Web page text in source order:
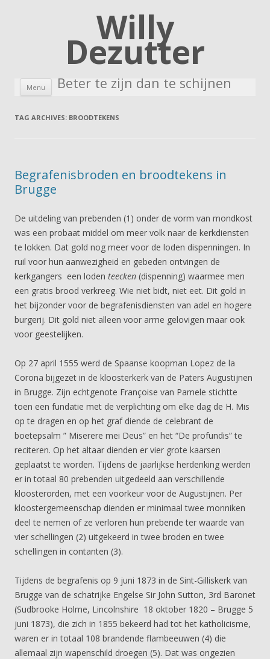
Willy
Dezutter
Beter te zijn dan te schijnen
Menu Skip to content
TAG ARCHIVES: BROODTEKENS
Begrafenisbroden en broodtekens in
Brugge
De uitdeling van prebenden (1) onder de vorm van mondkost
was een probaat middel om meer volk naar de kerkdiensten
te lokken. Dat gold nog meer voor de loden dispenningen. In
ruil voor hun aanwezigheid en gebeden ontvingen de
kerkgangers een loden teecken (dispenning) waarmee men
een gratis brood verkreeg. Wie niet bidt, niet eet. Dit gold in
het bijzonder voor de begrafenisdiensten van adel en hogere
burgerij. Dit gold niet alleen voor arme gelovigen maar ook
voor geestelijken.
Op 27 april 1555 werd de Spaanse koopman Lopez de la
Corona bijgezet in de kloosterkerk van de Paters Augustijnen
in Brugge. Zijn echtgenote Françoise van Pamele stichtte
toen een fundatie met de verplichting om elke dag de H. Mis
op te dragen en op het graf diende de celebrant de
boetepsalm ” Miserere mei Deus” en het “De profundis” te
reciteren. Op het altaar dienden er vier grote kaarsen
geplaatst te worden. Tijdens de jaarlijkse herdenking werden
er in totaal 80 prebenden uitgedeeld aan verschillende
kloosterorden, met een voorkeur voor de Augustijnen. Per
kloostergemeenschap dienden er minimaal twee monniken
deel te nemen of ze verloren hun prebende ter waarde van
vier schellingen (2) uitgekeerd in twee broden en twee
schellingen in contanten (3).
Tijdens de begrafenis op 9 juni 1873 in de Sint-Gilliskerk van
Brugge van de schatrijke Engelse Sir John Sutton, 3rd Baronet
(Sudbrooke Holme, Lincolnshire 18 oktober 1820 – Brugge 5
juni 1873), die zich in 1855 bekeerd had tot het katholicisme,
waren er in totaal 108 brandende flambeeuwen (4) die
allemaal zijn wapenschild droegen (5). Dat was ongezien